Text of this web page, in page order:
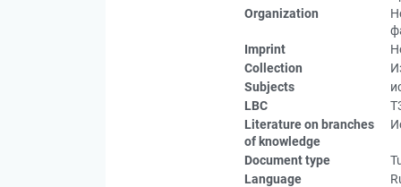
Organization
Imprint
Collection
Subjects
LBC
Literature on branches
of knowledge
Document type
Language